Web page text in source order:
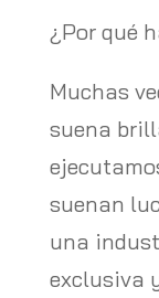
¿Por qué
Muchas
suena
suenan
una
exclusiva